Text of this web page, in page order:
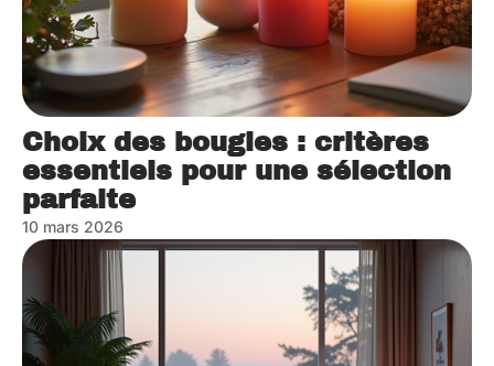
Choix des bougies : critères
essentiels pour une sélection
parfaite
10 mars 2026